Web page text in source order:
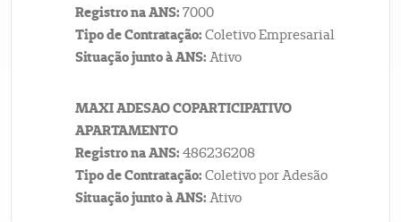
Registro na ANS: 7000
Tipo de Contratação: Coletivo Empresarial
Situação junto à ANS: Ativo
MAXI ADESAO COPARTICIPATIVO
APARTAMENTO
Registro na ANS: 486236208
Tipo de Contratação: Coletivo por Adesão
Situação junto à ANS: Ativo